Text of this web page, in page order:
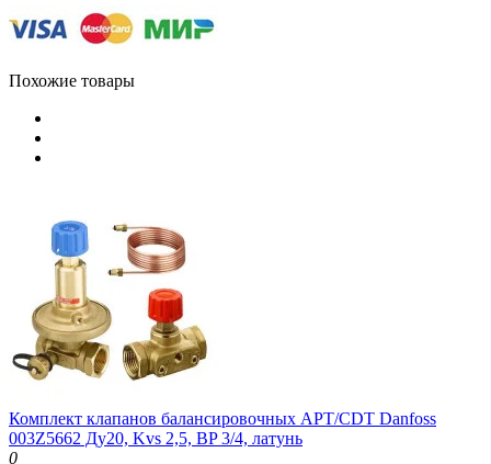
Похожие товары
Комплект клапанов балансировочных APT/CDT Danfoss
003Z5662 Ду20, Kvs 2,5, BP 3/4, латунь
0